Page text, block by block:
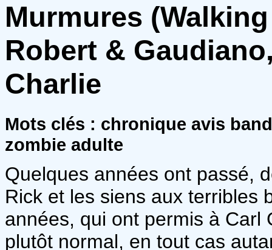
Murmures
Robert &
Charlie
Mots clés : chronique avis
zombie adulte
Quelques années ont passé,
Rick et les siens aux terribles
années, qui ont permis à Carl
plutôt normal, en tout cas